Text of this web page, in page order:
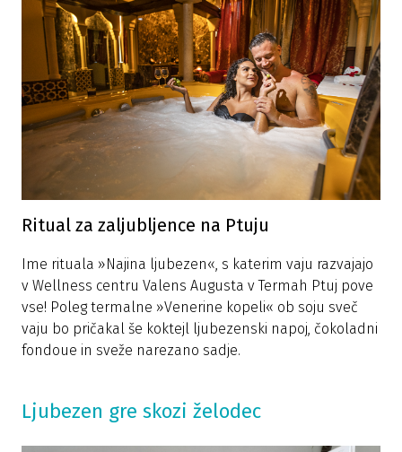
Ritual za zaljubljence na Ptuju
Ime rituala »Najina ljubezen«, s katerim vaju razvajajo
v Wellness centru Valens Augusta v Termah Ptuj pove
vse! Poleg termalne »Venerine kopeli« ob soju sveč
vaju bo pričakal še koktejl ljubezenski napoj, čokoladni
fondoue in sveže narezano sadje.
Ljubezen gre skozi želodec